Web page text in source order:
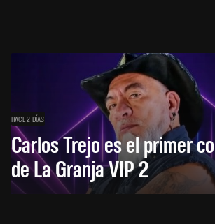
HACE 2 DÍAS
Carlos Trejo es el primer
de La Granja VIP 2